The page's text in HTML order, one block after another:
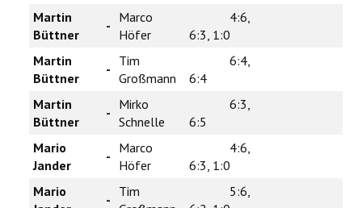
Martin
Büttner
-
Marco
Höfer
4:6,
6:3, 1:0
Martin
Büttner
-
Tim
Großmann
6:4,
6:4
Martin
Büttner
-
Mirko
Schnelle
6:3,
6:5
Mario
Jander
-
Marco
Höfer
4:6,
6:3, 1:0
Mario
-
Tim
5:6,